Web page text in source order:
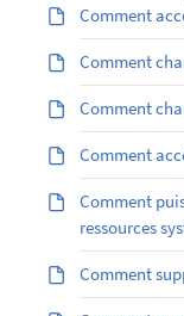
Comment
Comment
Comment
Comment
Comment
ressources
Comment